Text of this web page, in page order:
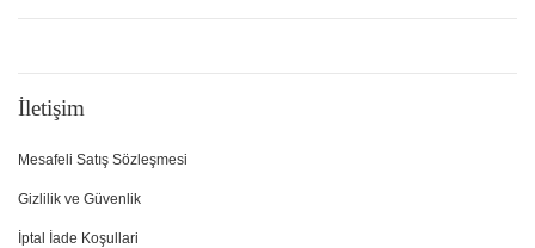
İletişim
Mesafeli Satış Sözleşmesi
Gizlilik ve Güvenlik
İptal İade Koşullari